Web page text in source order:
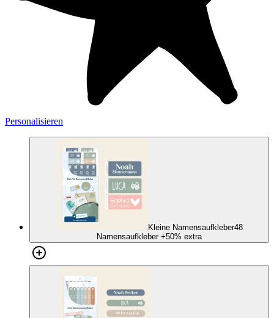
Personalisieren
Kleine Namensaufkleber48
Namensaufkleber+50% extra